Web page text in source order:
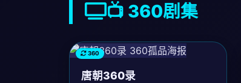
📺 360剧集
360
唐朝360录